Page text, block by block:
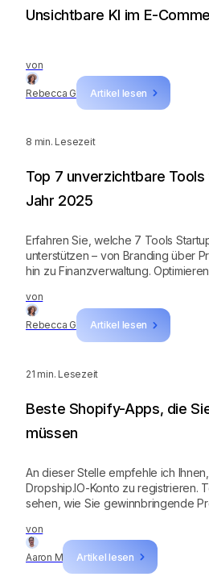
von
Rebecca G Artikel lesen
Unsichtbare KI im E-
8 min. Lesezeit
von
Rebecca G Artikel lesen
Top 7 unverzichtbare
Jahr 2025
Erfahren Sie, welche 7 Tools
unterstützen – von Branding über
hin zu Finanzverwaltung.
21 min. Lesezeit
von
Aaron M Artikel lesen
Beste Shopify-Apps, die
müssen
An dieser Stelle empfehle ich
Dropship.IO-Konto zu registrieren.
sehen, wie Sie gewinnbringende
sich die anderen Apps ansehen,
und Creator Kit.